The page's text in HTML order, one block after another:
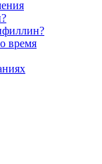
время